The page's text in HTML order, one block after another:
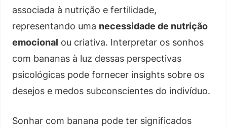
associada à nutrição e fertilidade,
representando uma necessidade de nutrição
emocional ou criativa. Interpretar os sonhos
com bananas à luz dessas perspectivas
psicológicas pode fornecer insights sobre os
desejos e medos subconscientes do indivíduo.
Sonhar com banana pode ter significados